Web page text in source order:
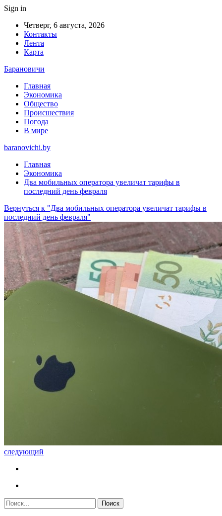
Sign in
Четверг, 6 августа, 2026
Контакты
Лента
Карта
Барановичи
Главная
Экономика
Общество
Происшествия
Погода
В мире
baranovichi.by
Главная
Экономика
Два мобильных оператора увеличат тарифы в
последний день февраля
Вернуться к "Два мобильных оператора увеличат тарифы в
последний день февраля"
следующий